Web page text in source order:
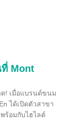
Mont
! เมื่อแบรนด์ขนม
ได้เปิดตัวสาขา
ร้อมกับไฮไลต์